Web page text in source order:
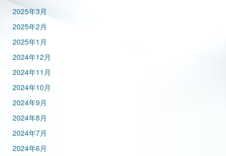
2025年3月
2025年2月
2025年1月
2024年12月
2024年11月
2024年10月
2024年9月
2024年8月
2024年7月
2024年6月